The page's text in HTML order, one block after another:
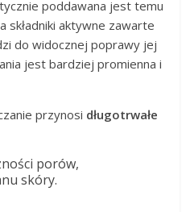
poddawana jest temu
aktywne zawarte
do widocznej poprawy jej
jest bardziej promienna i
przynosi długotrwałe
porów,
skóry.